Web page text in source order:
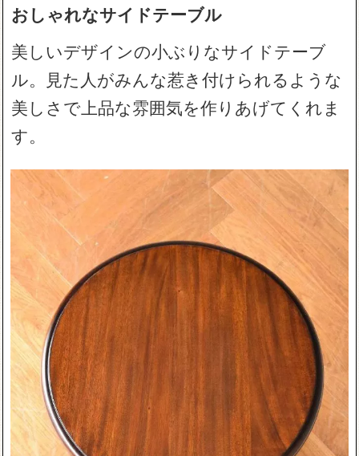
おしゃれなサイドテーブル
美しいデザインの小ぶりなサイドテーブ
ル。見た人がみんな惹き付けられるような
美しさで上品な雰囲気を作りあげてくれま
す。